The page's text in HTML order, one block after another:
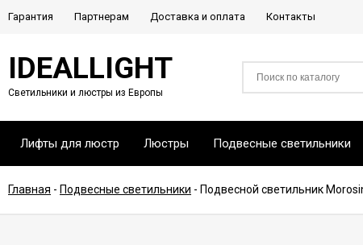
Гарантия Партнерам Доставка и оплата Контакты
IDEALLIGHT
Светильники и люстры из Европы
Лифты для люстр Люстры Подвесные светильники
Главная - Подвесные светильники - Подвесной светильник